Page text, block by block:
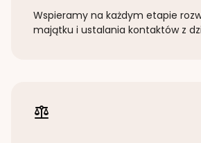
Wspieramy na każdym etapie
majątku i ustalania kontaktów z